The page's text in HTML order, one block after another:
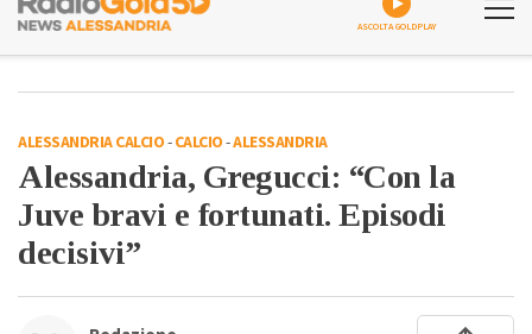
ASCOLTA GOLDPLAY
ALESSANDRIA CALCIO-CALCIO-ALESSANDRIA
Alessandria, Gregucci: “Con la
Juve bravi e fortunati. Episodi
decisivi”